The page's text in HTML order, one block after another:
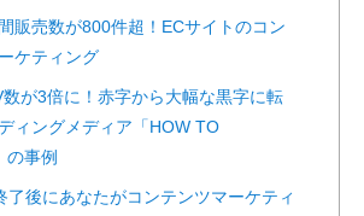
販売数が800件超！ECサイトのコン
ケティング
が3倍に！赤字から大幅な黒字に転
ィングメディア「HOW TO
の事例
了後にあなたがコンテンツマーケティ